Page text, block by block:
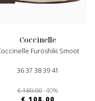
coccinelle
Coccinelle Furoshiki Smoot
36 37 38 39 41
€ 180.00-40%